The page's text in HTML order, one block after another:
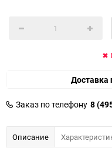
Доставка
Заказ по телефону 8
Описание